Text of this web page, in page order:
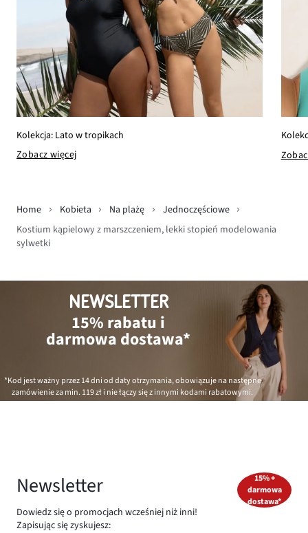
Kolekcja: Lato w tropikach
Zobacz więcej
Home Kobieta Na plażę
Jednoczęściowe
Kostium kąpielowy z marszczeniem, lekki stopień modelowania
sylwetki
NEWSLETTER
15% rabatu i
darmowa dostawa*
*Kod jest ważny przez 14 dni od daty otrzymania, obowiązuje na następne
zamówienie za min. 119 złi nie łączy się z innymi kodami rabatowymi.
Newsletter
Dowiedz się o promocjach wcześniej niż inni!
Zapisując się zyskujesz:
15% +
darmowa
dostawa*